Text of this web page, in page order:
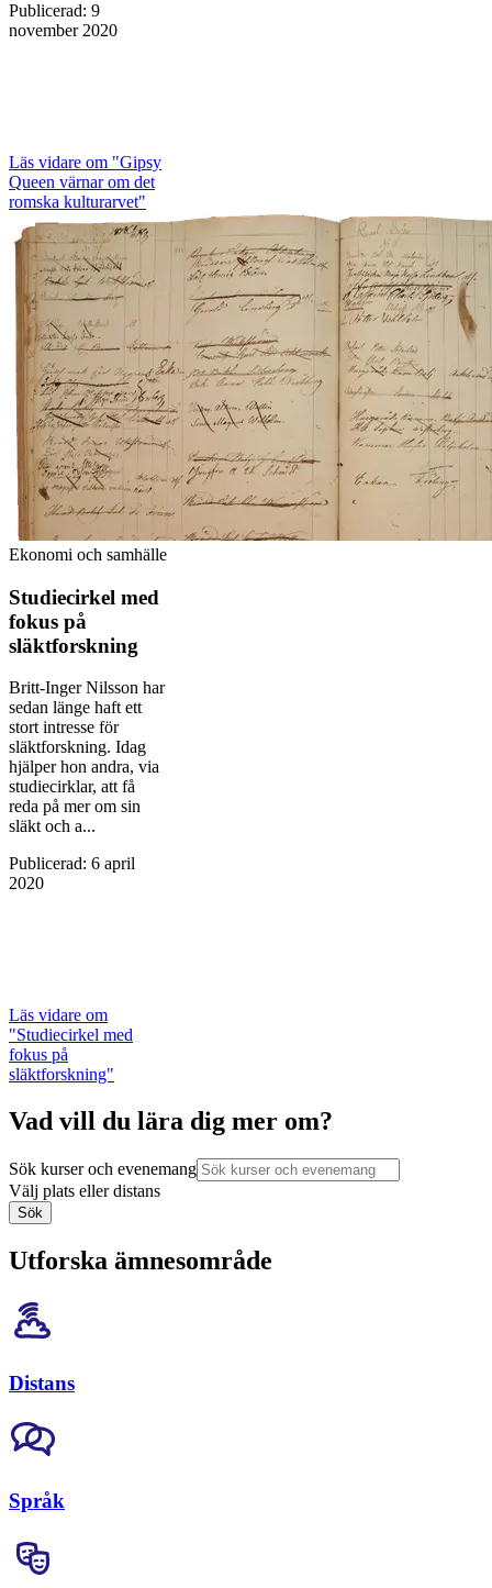
Publicerad: 9
november 2020
Läs vidare om "Gipsy
Queen värnar om det
romska kulturarvet"
Ekonomi och samhälle
Studiecirkel med
fokus på
släktforskning
Britt-Inger Nilsson har
sedan länge haft ett
stort intresse för
släktforskning. Idag
hjälper hon andra, via
studiecirklar, att få
reda på mer om sin
släkt och a...
Publicerad: 6 april
2020
Läs vidare om
"Studiecirkel med
fokus på
släktforskning"
Vad vill du lära dig mer om?
Sök kurser och evenemang
Välj plats eller distans
Sök
Utforska ämnesområde
Distans
Språk